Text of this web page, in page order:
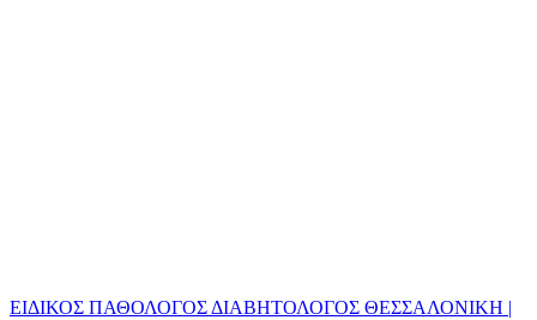
ΕΙΔΙΚΟΣ ΠΑΘΟΛΟΓΟΣ ΔΙΑΒΗΤΟΛΟΓΟΣ ΘΕΣΣΑΛΟΝΙΚΗ |